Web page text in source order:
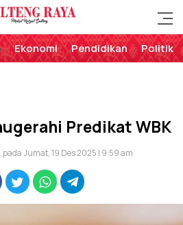
Sulteng Raya
Rakyat Sulteng
Ekonomi Pendidikan Politik
Predikat WBK
pada Jumat, 19 Des 2025 | 9:59 am